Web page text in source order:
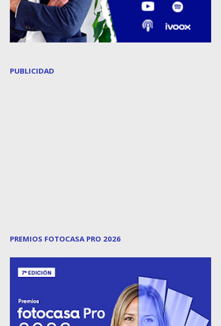
PUBLICIDAD
PREMIOS FOTOCASA PRO 2026